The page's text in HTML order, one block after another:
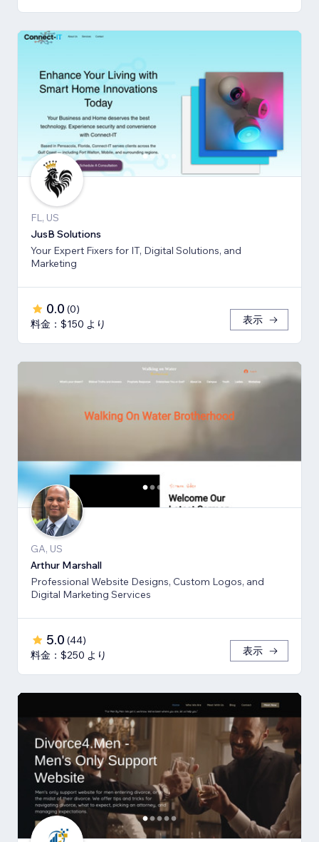
FL, US
JusB Solutions
Your Expert Fixers for IT, Digital Solutions, and
Marketing
0.0 (0)
料金：$150 より
表示
GA, US
Arthur Marshall
Professional Website Designs, Custom Logos, and
Digital Marketing Services
5.0 (44)
料金：$250 より
表示